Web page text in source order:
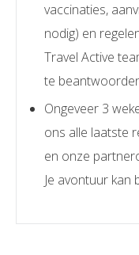
vaccinaties,
nodig) en
Travel Active
te
Ongeveer 3
ons alle laatste
en onze
Je avontuur kan